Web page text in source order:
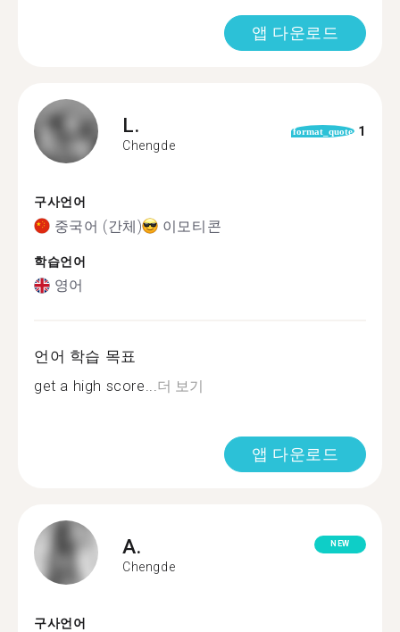
앱 다운로드
L.
Chengde
format_quote 1
구사언어
중국어 (간체) 이모티콘
학습언어
영어
언어 학습 목표
get a high score...더 보기
앱 다운로드
A.
Chengde
NEW
구사언어